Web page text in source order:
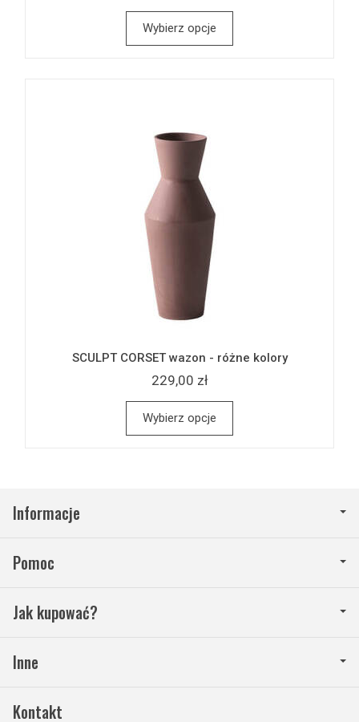
Wybierz opcje
SCULPT CORSET wazon - różne kolory
229,00 zł
Wybierz opcje
Informacje
Pomoc
Jak kupować?
Inne
Kontakt